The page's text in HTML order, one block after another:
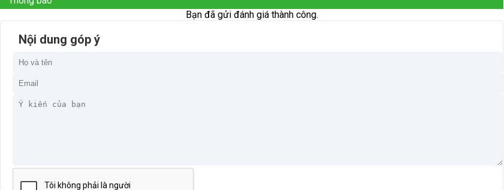
Bạn đã gửi đánh giá thành công.
Nội dung góp ý